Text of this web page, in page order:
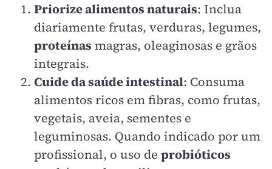
Priorize alimentos naturais: Inclua
diariamente frutas, verduras, legumes,
proteínas magras, oleaginosas e grãos
integrais.
Cuide da saúde intestinal: Consuma
alimentos ricos em fibras, como frutas,
vegetais, aveia, sementes e
leguminosas. Quando indicado por um
profissional, o uso de probióticos